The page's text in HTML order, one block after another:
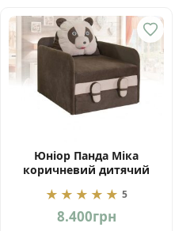
Юніор Панда Міка
коричневий дитячий
Україна
★★★★★ 5
8.400грн